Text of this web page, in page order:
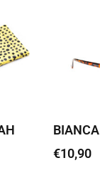
BIANCA
€10,90